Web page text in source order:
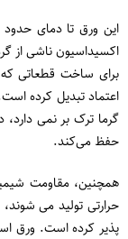
اکسیداسیون ناشی از
برای ساخت قطعاتی که
‌اعتماد تبدیل کرده
گرما ترک بر نمی
حفظ می‌کند.
همچنین، مقاومت
حرارتی تولید می